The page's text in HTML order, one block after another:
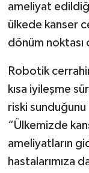
ameliyat
ülkede kanser
dönüm
Robotik
kısa iyileşme
riski
“Ülkemizde
ameliyatların
hastalarımıza